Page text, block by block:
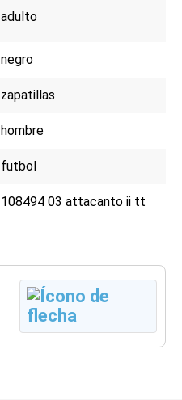
adulto
negro
zapatillas
hombre
futbol
108494 03 attacanto ii tt